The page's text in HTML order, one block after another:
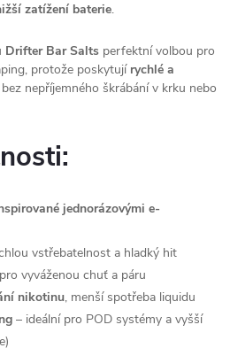
zatížení baterie.
Drifter Bar Salts perfektní volbou pro
protože poskytují rychlé a
bez nepříjemného škrábání v krku nebo
jednorázovými e-
vstřebatelnost a hladký hit
pro vyváženou chuť a páru
nikotinu, menší spotřeba liquidu
– ideální pro POD systémy a vyšší